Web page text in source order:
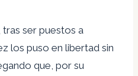
ser puestos a
los puso en libertad sin
que, por su